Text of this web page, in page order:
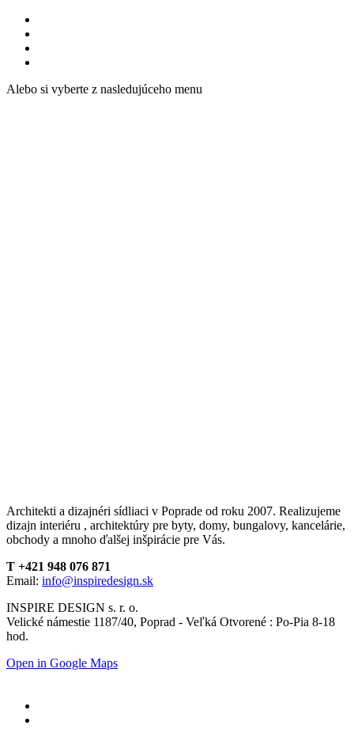
Alebo si vyberte z nasledujúceho menu
Architekti a dizajnéri sídliaci v Poprade od roku 2007. Realizujeme
dizajn interiéru , architektúry pre byty, domy, bungalovy, kancelárie,
obchody a mnoho ďalšej inšpirácie pre Vás.
T +421 948 076 871
Email: info@inspiredesign.sk
INSPIRE DESIGN s. r. o.
Velické námestie 1187/40, Poprad - Veľká Otvorené : Po-Pia 8-18
hod.
Open in Google Maps